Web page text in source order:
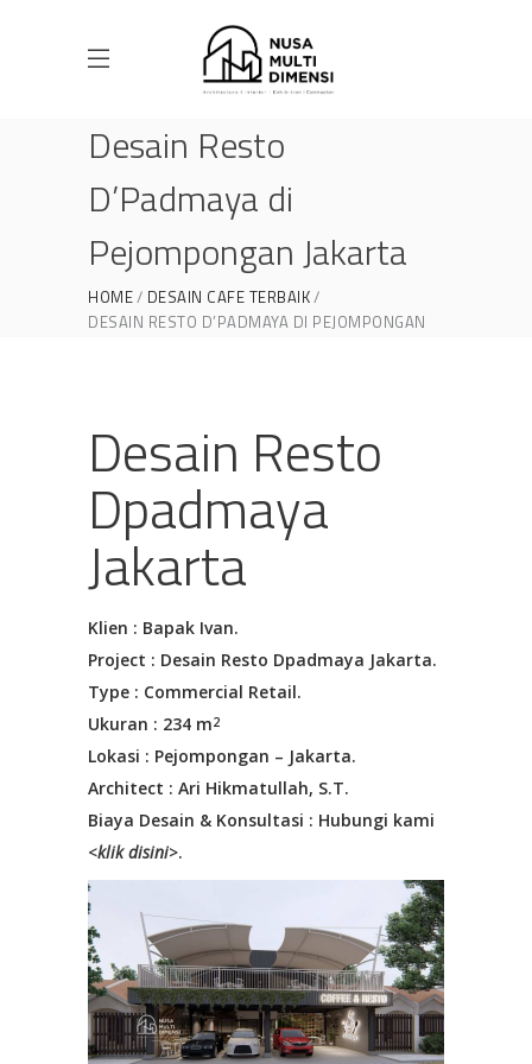
Desain Resto
D’Padmaya di
Pejompongan Jakarta
HOME
DESAIN CAFE TERBAIK
DESAIN RESTO D’PADMAYA DI PEJOMPONGAN
Desain Resto
Dpadmaya
Jakarta
Klien : Bapak Ivan.
Project : Desain Resto Dpadmaya Jakarta.
Type : Commercial Retail.
Ukuran : 234 m2
Lokasi : Pejompongan – Jakarta.
Architect : Ari Hikmatullah, S.T.
Biaya Desain & Konsultasi : Hubungi kami
<klik disini>.